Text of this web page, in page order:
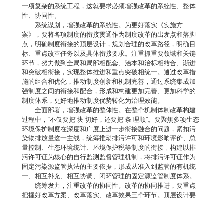
一项复杂的系统工程，这就要求必须增强改革的系统性、整体
性、协同性。
系统谋划，增强改革的系统性。为更好落实《实施方
案》，要将各项制度的衔接贯通作为制度改革的出发点和落脚
点，明确制度衔接的顶层设计，规划合理的改革路径，明确目
标、重点改革任务以及具体衔接要求。注重抓重要领域和关键
环节，努力做到全局和局部相配套、治本和治标相结合、渐进
和突破相衔接，实现整体推进和重点突破相统一。通过改革措
施的组合和优化，推动制度创新和机制完善，通过系统集成加
强制度之间的衔接和配合，形成和构建更加完善、更加科学的
制度体系，更好地推动制度优势转化为治理效能。
全面部署，增强改革的整体性。在整个机制体制改革构建
过程中，“不仅要把‘块’切好，还要把‘条’理顺”。要聚焦多项生态
环境保护制度在深度和广度上进一步衔接融合的问题，紧扣污
染物排放量这一主线，统筹推动排污许可和环境影响评价、总
量控制、生态环境统计、环境保护税等制度的衔接，构建以排
污许可证为核心的自行监测监督管理机制，将排污许可证作为
固定污染源监管执法的主要依据，形成从准入到监管的有机统
一、相互补充、相互协调、闭环管理的固定源监管制度体系。
统筹发力，注重改革的协同性。改革的协同推进，要重点
把握好改革方案、改革落实、改革效果三个环节。顶层设计要